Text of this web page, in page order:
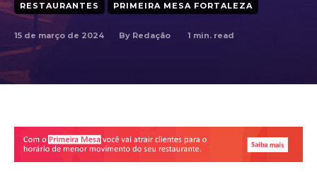
RESTAURANTES
PRIMEIRA MESA FORTALEZA
15 de março de 2024 By Redação 1 min. read